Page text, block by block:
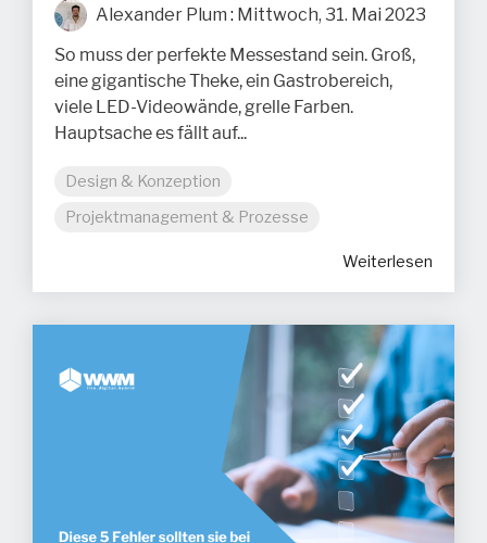
Alexander Plum : Mittwoch, 31. Mai 2023
So muss der perfekte Messestand sein. Groß,
eine gigantische Theke, ein Gastrobereich,
viele LED-Videowände, grelle Farben.
Hauptsache es fällt auf...
Design & Konzeption
Projektmanagement & Prozesse
Weiterlesen